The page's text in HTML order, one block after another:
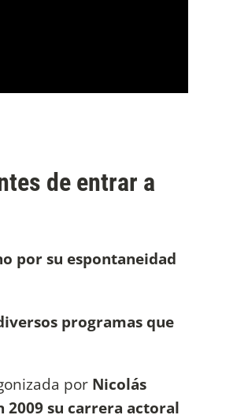
de entrar a
por su espontaneidad
programas que
por Nicolás
2009 su carrera actoral